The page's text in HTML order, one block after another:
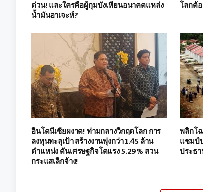
ด่วน! และใครคือผู้กุมบังเหียนอนาคตแหล่ง
น้ำมันอาเจะห์?
โลกต้
อินโดนีเซียผงาด! ท่ามกลางวิกฤตโลก การ
ลงทุนทะลุเป้า สร้างงานพุ่งกว่า 1.45 ล้าน
ตำแหน่ง ดันเศรษฐกิจโตแรง 5.29% สวน
กระแสเลิกจ้าง!
พลิกโ
แชมป์
ประธ